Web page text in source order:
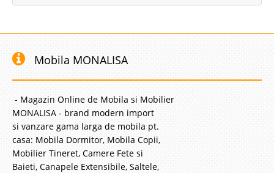
Mobila MONALISA
- Magazin Online de Mobila si Mobilier
MONALISA - brand modern import
si vanzare gama larga de mobila pt.
casa: Mobila Dormitor, Mobila Copii,
Mobilier Tineret, Camere Fete si
Baieti, Canapele Extensibile, Saltele,